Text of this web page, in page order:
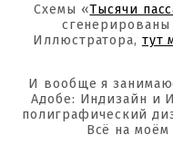
Схемы «Тысячи
Иллюстратора, тут
И вообще я
Адобе: Индизайн и
полиграфический
Всё на моём